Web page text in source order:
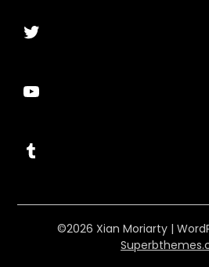
Twitter
YouTube
Tumblr
©2026 Xian Moriarty |